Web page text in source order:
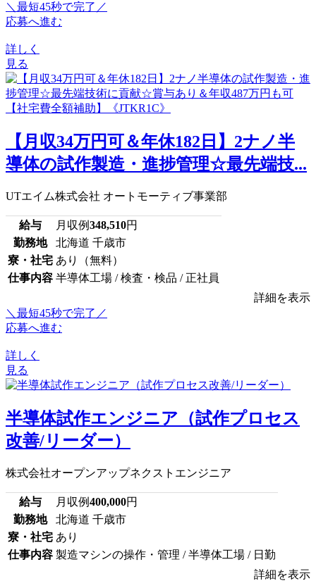
＼最短45秒で完了／
応募へ進む
詳しく
見る
【月収34万円可＆年休182日】2ナノ半
導体の試作製造・進捗管理☆最先端技...
UTエイム株式会社 オートモーティブ事業部
給与 月収例348,510円
勤務地
北海道 千歳市
寮・社宅 あり（無料）
仕事内容 半導体工場 / 検査・検品 / 正社員
詳細を表示
＼最短45秒で完了／
応募へ進む
詳しく
見る
半導体試作エンジニア（試作プロセス
改善/リーダー）
株式会社オープンアップネクストエンジニア
給与 月収例400,000円
勤務地
北海道 千歳市
寮・社宅 あり
仕事内容 製造マシンの操作・管理 / 半導体工場 / 日勤
詳細を表示